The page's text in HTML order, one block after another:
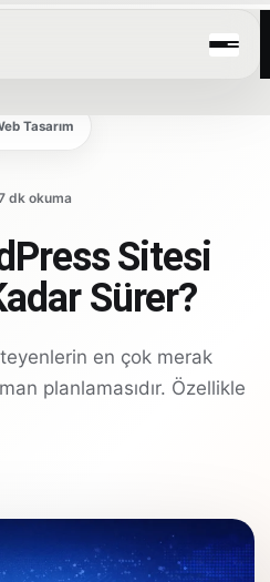
Tasarım
dk okuma
Sitesi
Sürer?
en çok merak
planlamasıdır. Özellikle